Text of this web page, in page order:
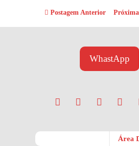
Postagem Anterior
WhastApp
Área